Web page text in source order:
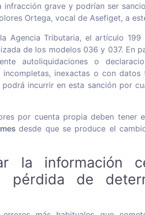
infracción grave y podrían ser
Ortega, vocal de Asefiget, a
Agencia Tributaria, el artículo
de los modelos 036 y 037. En
autoliquidaciones o
incompletas, inexactas o con datos
podrá incurrir en esta sanción por
por cuenta propia deben tener
desde que se produce el
la información
pérdida de